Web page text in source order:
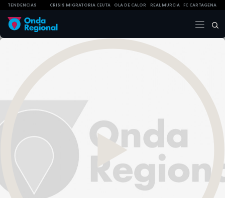
TENDENCIAS CRISIS MIGRATORIA CEUTA OLA DE CALOR REAL MURCIA FC CARTAGENA